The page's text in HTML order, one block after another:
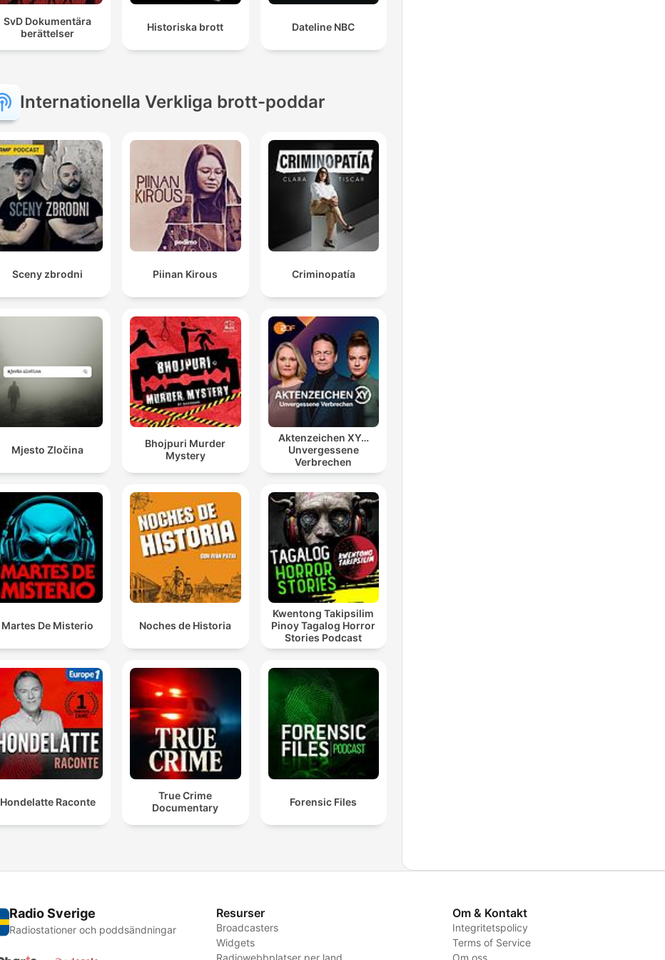
SvD Dokumentära
berättelser
Historiska brott Dateline NBC
Internationella Verkliga brott-poddar
Sceny zbrodni Piinan Kirous Criminopatía
Mjesto Zločina
Bhojpuri Murder
Mystery
Aktenzeichen XY…
Unvergessene
Verbrechen
Martes De Misterio Noches de Historia
Kwentong Takipsilim
Pinoy Tagalog Horror
Stories Podcast
Hondelatte Raconte
True Crime
Documentary
Forensic Files
Radio Sverige
Radiostationer och poddsändningar
Resurser
Broadcasters
Widgets
Radiowebbplatser per land
Om & Kontakt
Integritetspolicy
Terms of Service
Om oss